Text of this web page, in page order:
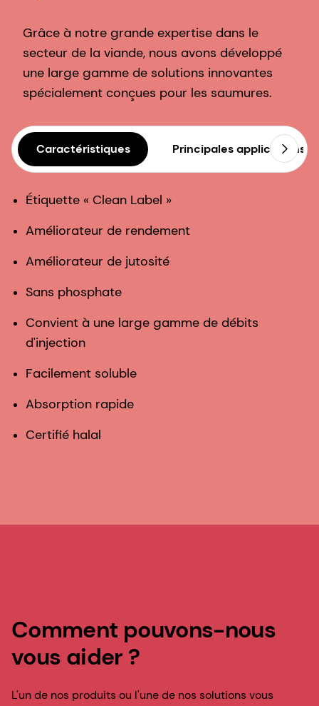
Grâce à notre grande expertise dans le
secteur de la viande, nous avons développé
une large gamme de solutions innovantes
spécialement conçues pour les saumures.
Caractéristiques Principales applications
Étiquette « Clean Label »
Améliorateur de rendement
Améliorateur de jutosité
Sans phosphate
Convient à une large gamme de débits
d'injection
Facilement soluble
Absorption rapide
Certifié halal
Comment pouvons-nous
vous aider ?
L'un de nos produits ou l'une de nos solutions vous